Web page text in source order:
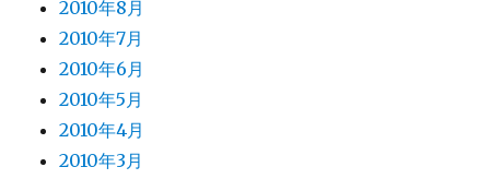
2010年8月
2010年7月
2010年6月
2010年5月
2010年4月
2010年3月